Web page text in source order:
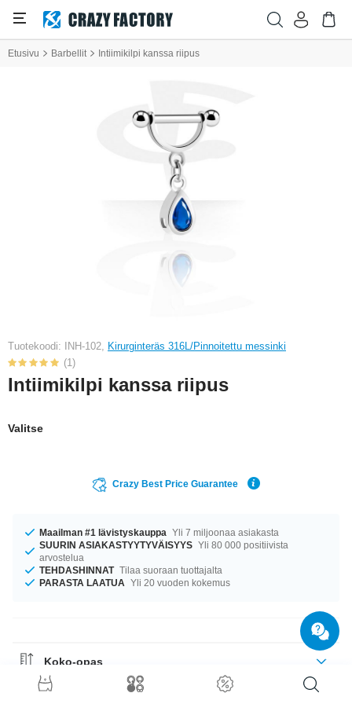
Etusivu Barbellit Intiimikilpi kanssa riipus
Tuotekoodi: INH-102, Kirurginteräs 316L/Pinnoitettu messinki
(1)
Intiimikilpi kanssa riipus
Valitse
Crazy Best Price Guarantee
Maailman #1 lävistyskauppa Yli 7 miljoonaa asiakasta
SUURIN ASIAKASTYYTYVÄISYYS Yli 80 000 positiivista
arvostelua
TEHDASHINNAT Tilaa suoraan tuottajalta
PARASTA LAATUA Yli 20 vuoden kokemus
Koko-opas